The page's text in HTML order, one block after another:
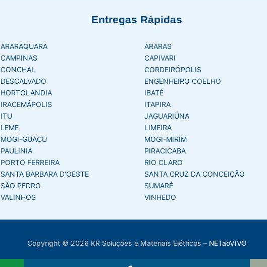
Entregas Rápidas
ARARAQUARA ARARAS
CAMPINAS CAPIVARI
CONCHAL CORDEIRÓPOLIS
DESCALVADO ENGENHEIRO COELHO
HORTOLANDIA IBATÉ
IRACEMÁPOLIS ITAPIRA
ITU JAGUARIÚNA
LEME LIMEIRA
MOGI-GUAÇU MOGI-MIRIM
PAULINIA PIRACICABA
PORTO FERREIRA RIO CLARO
SANTA BARBARA D'OESTE SANTA CRUZ DA CONCEIÇÃO
SÃO PEDRO SUMARÉ
VALINHOS VINHEDO
Copyright © 2026 KR Soluções e Materiais Elétricos – NETaoVIVO